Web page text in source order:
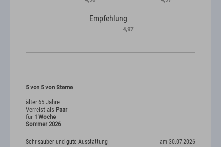
Empfehlung
4,97
5 von 5 von Sterne
älter 65 Jahre
Verreist als Paar
für 1 Woche
Sommer 2026
am 30.07.2026
Sehr sauber und gute Ausstattung